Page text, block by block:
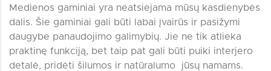
Medienos gaminiai yra neatsiejama mūsų kasdienybės
dalis. Šie gaminiai gali būti labai įvairūs ir pasižymi
daugybe panaudojimo galimybių. Jie ne tik atlieka
praktinę funkciją, bet taip pat gali būti puiki interjero
detalė, pridėti šilumos ir natūralumo jūsų namams.